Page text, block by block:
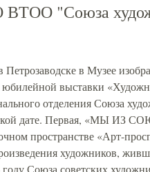
"Союза
Петрозаводске в Музее
юбилейной выставки
отделения Союза
дате. Первая, «МЫ ИЗ
пространстве «Арт-
художников,
году Союза советских